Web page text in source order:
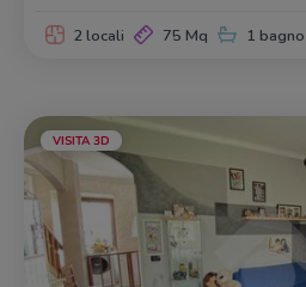
2 locali 75 Mq 1 bagno
VISITA 3D